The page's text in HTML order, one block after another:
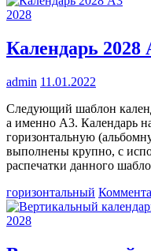
2028
Календарь 2028
admin 11.01.2022
Следующий шаблон
а именно А3. Календарь
горизонтальную
выполнены крупно, с
распечатки данного
горизонтальный
2028